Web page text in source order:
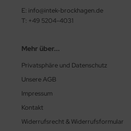
E: info@intek-brockhagen.de
T: +49 5204-4031
Mehr über...
Privatsphäre und Datenschutz
Unsere AGB
Impressum
Kontakt
Widerrufsrecht & Widerrufsformular